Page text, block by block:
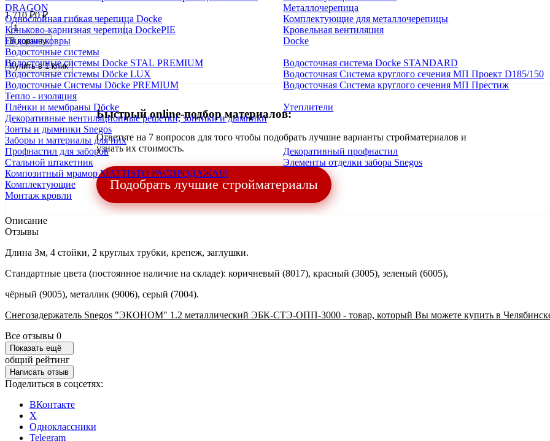
DRAGON
Однослойная гибкая черепица Docke
Коньково-карнизная черепица DockePIE
Ендовые ковры
Металлочерепица
Комплектующие для металлочерепицы
Кровельная вентиляция
Docke
Водосточные системы
Водосточные системы Docke STAL PREMIUM
Водосточные системы Döcke LUX
Водосточные Системы Döcke PREMIUM
Водосточная система Docke STANDARD
Водосточная Система круглого сечения МП Проект D185/150
Водосточная Система круглого сечения МП Престиж
Тепло - изоляция
Плёнки и мембраны Döcke
Утеплители
Декоративные вентиляционные решетки, зонтики и дымники
Зонты и дымники Snegos
Заборы и материалы для них
Профнастил для заборов
Стальной штакетник
Декоративный профнастил
Элементы отделки забора Snegos
Композитный мрамор MATTISTO РАСПРОДАЖА!!!
Комплектующие
Монтаж кровли
1 710₽0₽
В корзину
Купить в 1 клик
Быстрый online-подбор материалов:
Ответьте на 7 вопросов для того чтобы подобрать лучшие варианты стройматериалов и
узнать их стоимость.
Подобрать лучшие стройматериалы
Описание
Отзывы
Длина 3м, 4 стойки, 2 круглых трубки, крепеж, заглушки.
Стандартные цвета (постоянное наличие на складе): коричневый (8017), красный (3005), зеленый (6005),
чёрный (9005), металлик (9006), серый (7004).
Снегозадержатель Snegos "ЭКОНОМ" 1.2 металлический ЭБК-СТЭ-ОПП-3000 - товар, который Вы можете купить в
Все отзывы 0
Показать ещё
общий рейтинг
Написать отзыв
Поделиться в соцсетях:
ВКонтакте
X
Одноклассники
Telegram